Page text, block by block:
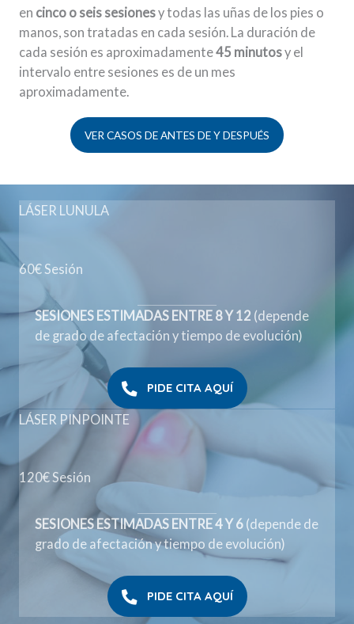
en cinco o seis sesionesy todas las uñas de los pies o
manos, son tratadas en cada sesión. La duración de
cada sesión es aproximadamente45 minutosy el
intervalo entre sesiones es de un mes
aproximadamente.
VER CASOS DE ANTES DE Y DESPUÉS
LÁSER LUNULA
60€ Sesión
SESIONES ESTIMADAS ENTRE 8 Y 12 (depende
de grado de afectación y tiempo de evolución)
PIDE CITA AQUÍ
LÁSER PINPOINTE
120€ Sesión
SESIONES ESTIMADAS ENTRE 4 Y 6 (depende de
grado de afectación y tiempo de evolución)
PIDE CITA AQUÍ